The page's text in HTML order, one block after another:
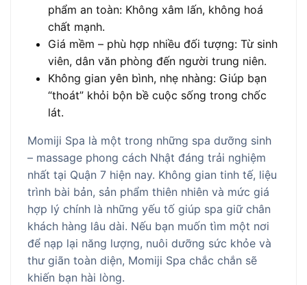
phẩm an toàn: Không xâm lấn, không hoá
chất mạnh.
Giá mềm – phù hợp nhiều đối tượng: Từ sinh
viên, dân văn phòng đến người trung niên.
Không gian yên bình, nhẹ nhàng: Giúp bạn
“thoát” khỏi bộn bề cuộc sống trong chốc
lát.
Momiji Spa là một trong những spa dưỡng sinh
– massage phong cách Nhật đáng trải nghiệm
nhất tại Quận 7 hiện nay. Không gian tinh tế, liệu
trình bài bản, sản phẩm thiên nhiên và mức giá
hợp lý chính là những yếu tố giúp spa giữ chân
khách hàng lâu dài. Nếu bạn muốn tìm một nơi
để nạp lại năng lượng, nuôi dưỡng sức khỏe và
thư giãn toàn diện, Momiji Spa chắc chắn sẽ
khiến bạn hài lòng.